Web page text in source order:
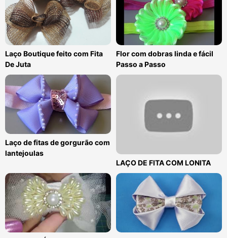
Laço Boutique feito com Fita
De Juta
Flor com dobras linda e fácil
Passo a Passo
Laço de fitas de gorgurão com
lantejoulas
LAÇO DE FITA COM LONITA